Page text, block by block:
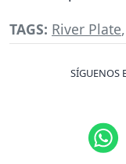
TAGS: River Plate,
SÍGUENOS